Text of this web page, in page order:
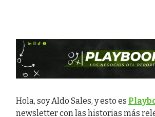
Hola, soy Aldo Sales, y esto es
newsletter con las historias más